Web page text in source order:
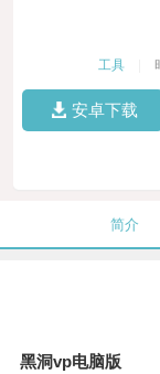
工具
安卓下载
简介
黑洞vp电脑版